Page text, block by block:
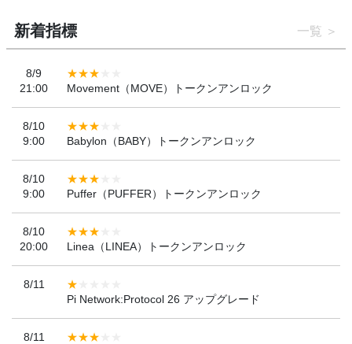
新着指標 一覧
8/9
21:00
Movement（MOVE）トークンアンロック
8/10
9:00
Babylon（BABY）トークンアンロック
8/10
9:00
Puffer（PUFFER）トークンアンロック
8/10
20:00
Linea（LINEA）トークンアンロック
8/11
Pi Network:Protocol 26 アップグレード
8/11